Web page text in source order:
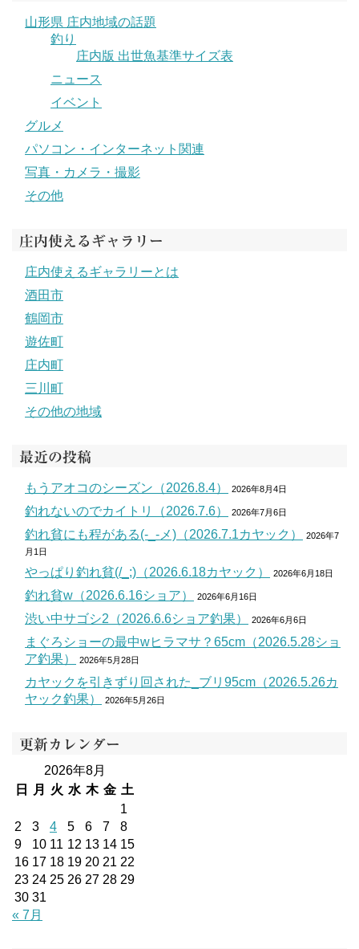
山形県 庄内地域の話題
釣り
庄内版 出世魚基準サイズ表
ニュース
イベント
グルメ
パソコン・インターネット関連
写真・カメラ・撮影
その他
庄内使えるギャラリー
庄内使えるギャラリーとは
酒田市
鶴岡市
遊佐町
庄内町
三川町
その他の地域
最近の投稿
もうアオコのシーズン（2026.8.4） 2026年8月4日
釣れないのでカイトリ（2026.7.6） 2026年7月6日
釣れ貧にも程がある(-_-メ)（2026.7.1カヤック）
2026年7
月1日
やっぱり釣れ貧(/_;)（2026.6.18カヤック） 2026年6月18日
釣れ貧w（2026.6.16ショア） 2026年6月16日
渋い中サゴシ2（2026.6.6ショア釣果） 2026年6月6日
まぐろショーの最中wヒラマサ？65cm（2026.5.28ショ
ア釣果）
2026年5月28日
カヤックを引きずり回された_ブリ95cm（2026.5.26カ
ヤック釣果）
2026年5月26日
更新カレンダー
2026年8月
日
月 火 水 木 金 土
1
2
3 4 5 6 7
8
9
10 11 12 13 14 15
16 17 18 19 20 21 22
23 24 25 26 27 28 29
30 31
« 7月